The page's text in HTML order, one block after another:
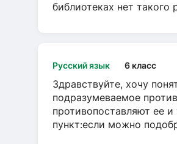
библиотеках нет такого
Русский язык 6 класс
Здравствуйте, хочу
подразумеваемое
противопоставляют ее
пункт:если можно